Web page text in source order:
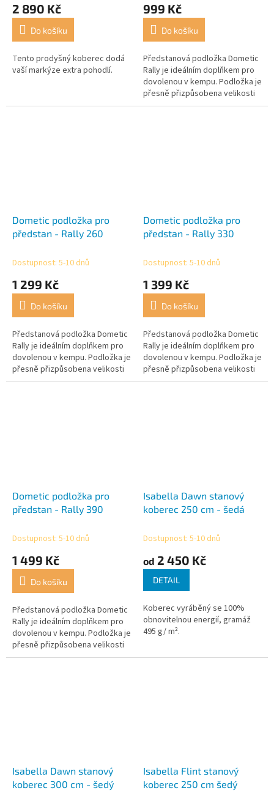
2 890 Kč
Do košíku
Tento prodyšný koberec dodá
vaší markýze extra pohodlí.
999 Kč
Do košíku
Předstanová podložka Dometic
Rally je ideálním doplňkem pro
dovolenou v kempu. Podložka je
přesně přizpůsobena velikosti
stanu markýzy Dometic Rally Air
Dometic podložka pro
předstan - Rally 260
Dostupnost: 5-10 dnů
1 299 Kč
Do košíku
Předstanová podložka Dometic
Rally je ideálním doplňkem pro
dovolenou v kempu. Podložka je
přesně přizpůsobena velikosti
stanu markýzy Dometic Rally Air
Dometic podložka pro
předstan - Rally 330
Dostupnost: 5-10 dnů
1 399 Kč
Do košíku
Předstanová podložka Dometic
Rally je ideálním doplňkem pro
dovolenou v kempu. Podložka je
přesně přizpůsobena velikosti
stanu markýzy Dometic Rally Air
Dometic podložka pro
předstan - Rally 390
Dostupnost: 5-10 dnů
1 499 Kč
Do košíku
Předstanová podložka Dometic
Rally je ideálním doplňkem pro
dovolenou v kempu. Podložka je
přesně přizpůsobena velikosti
stanu markýzy Dometic Rally Air
Isabella Dawn stanový
koberec 250 cm - šedá
Dostupnost: 5-10 dnů
od 2 450 Kč
DETAIL
Koberec vyráběný se 100%
obnovitelnou energií, gramáž
495 g/ m².
Isabella Dawn stanový
koberec 300 cm - šedý
Isabella Flint stanový
koberec 250 cm šedý